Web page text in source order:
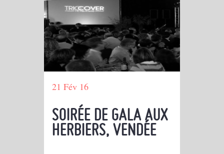
21 Fév 16
SOIRÉE DE GALA AUX
HERBIERS, VENDÉE